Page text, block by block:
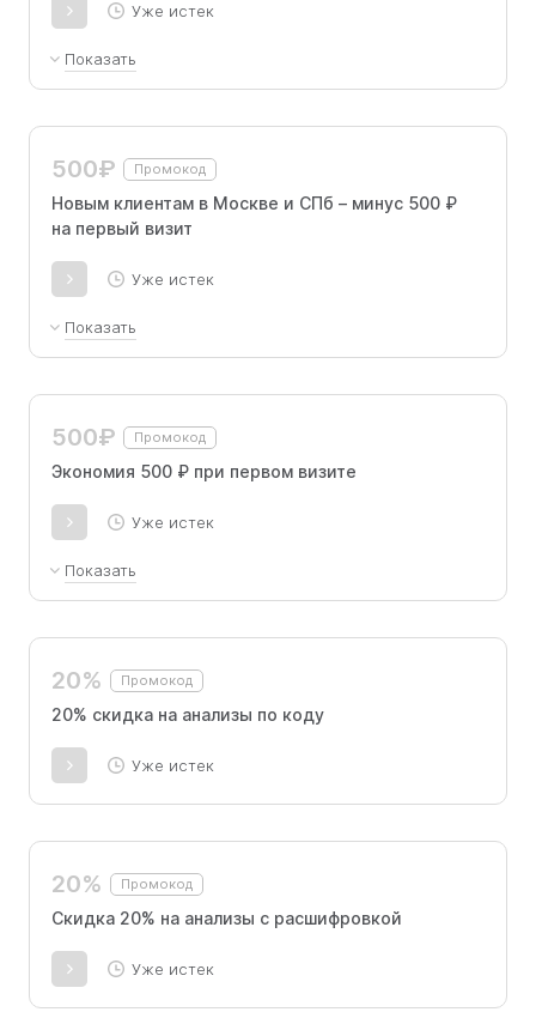
Уже истек
Показать
бесплатно.
500₽ Промокод
Новым клиентам в Москве и СПб – минус 500 ₽
на первый визит
Уже истек
Показать
врача в Москве и Санкт-Петербурге.
500₽ Промокод
Экономия 500 ₽ при первом визите
Уже истек
Показать
Санкт-Петербурге. Один раз на одного
на сайте.
20% Промокод
20% скидка на анализы по коду
Уже истек
20% Промокод
Скидка 20% на анализы с расшифровкой
Уже истек